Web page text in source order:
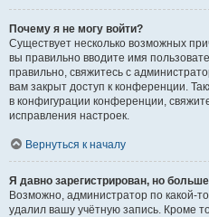
Почему я не могу войти?
Существует несколько возможных
вы правильно вводите имя
правильно, свяжитесь с
вам закрыт доступ к конференции.
в конфигурации конференции,
исправления настроек.
Вернуться к началу
Я давно зарегистрирован, но
Возможно, администратор по какой-
удалил вашу учётную запись. Кроме